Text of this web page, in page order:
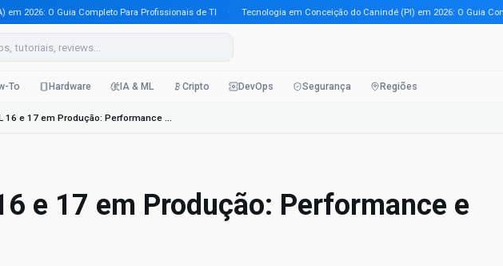
O Guia Completo Para Profissionais de TI · Tecnologia em Conceição do Canindé (PI) em 2026: O Guia
To Hardware IA & ML Cripto DevOps Segurança Regiões
PostgreSQL 16 e 17 em Produção: Performance e HA
e 17 em Produção: Performance e